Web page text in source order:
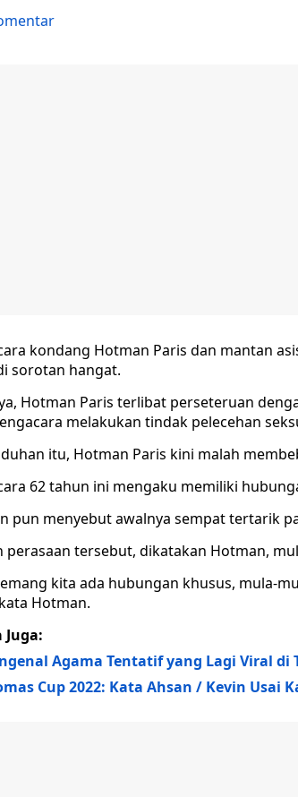
kondang Hotman Paris dan mantan
sorotan hangat.
Hotman Paris terlibat perseteruan
melakukan tindak pelecehan
itu, Hotman Paris kini malah
62 tahun ini mengaku memiliki
pun menyebut awalnya sempat tertarik
perasaan tersebut, dikatakan Hotman,
kita ada hubungan khusus, mula-
Hotman.
Juga:
Agama Tentatif yang Lagi Viral di
Cup 2022: Kata Ahsan / Kevin Usai